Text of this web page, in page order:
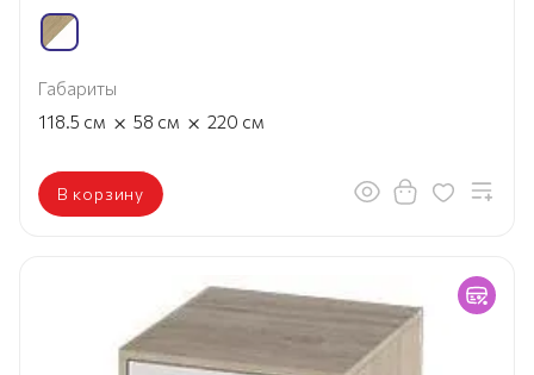
Габариты
118.5 см × 58 см × 220 см
В корзину